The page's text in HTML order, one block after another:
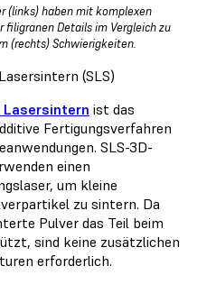
(links) haben mit komplexen
filigranen Details im Vergleich zu
(rechts) Schwierigkeiten.
(SLS)
ist das
Fertigungsverfahren
SLS-3D-
einen
um kleine
zu sintern. Da
Pulver das Teil beim
sind keine zusätzlichen
erforderlich.